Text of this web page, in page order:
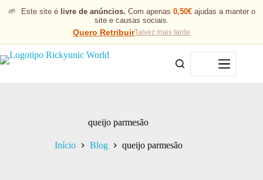
🌱 Este site é livre de anúncios. Com apenas 0,50€ajudas a manter o
site e causas sociais.
Quero RetribuirTalvez mais tarde
Menu
queijo parmesão
Início Blog queijo parmesão